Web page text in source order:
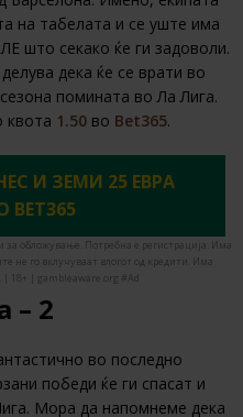
на табелата и се уште има
што секако ќе ги задоволи.
дека ќе се врати во
помината во Ла Лига.
квота 1.50 во Bet365.
И ЗЕМИ 25 ЕВРА
обложување. Потребна е регистрација. Има
не го вклучуваат влогот од кредити. Има
18+ | gambleaware.org #Ad
– 2
во последно
победи ќе ги спасат и
Мора да напомнеме дека